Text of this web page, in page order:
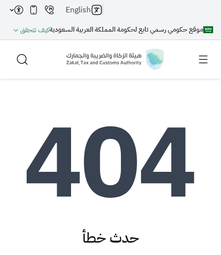
موقع حكومي رسمي تابع لحكومة المملكة العربية السعوديةكيف تتحقق
English
بحث AI
التصرفات العقارية
حدث خطأ